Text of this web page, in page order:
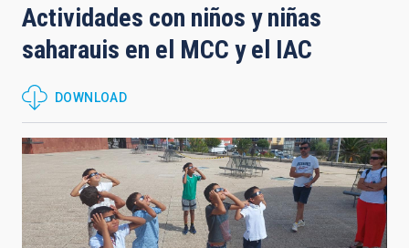
Actividades con niños y niñas
saharauis en el MCC y el IAC
DOWNLOAD